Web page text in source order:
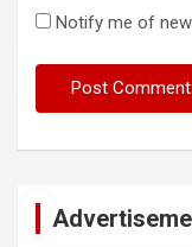
Notify me of